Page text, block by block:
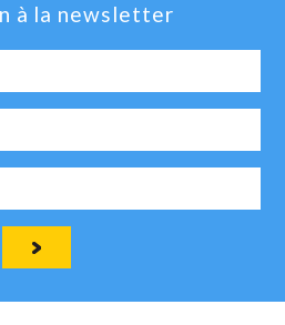
à la newsletter